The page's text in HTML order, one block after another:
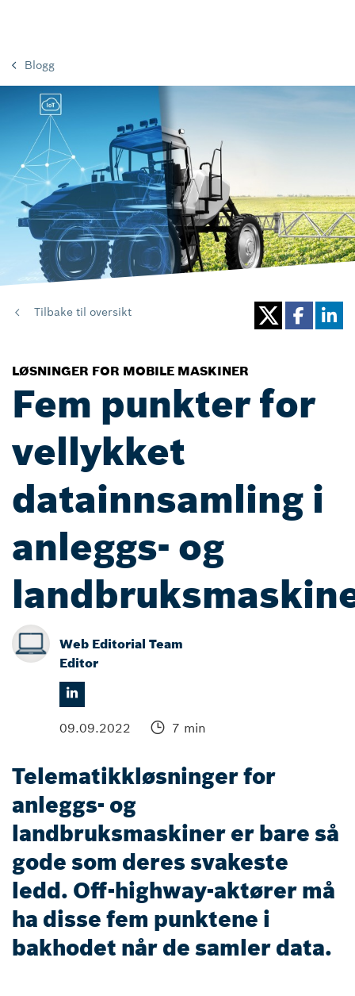
Blogg
Tilbake til oversikt
LØSNINGER FOR MOBILE MASKINER
Fem punkter for
vellykket
datainnsamling i
anleggs- og
Web Editorial Team
Editor
09.09.2022 7 min
Telematikkløsninger for
anleggs- og
landbruksmaskiner er bare så
gode som deres svakeste
ledd. Off-highway-aktører må
ha disse fem punktene i
bakhodet når de samler data.